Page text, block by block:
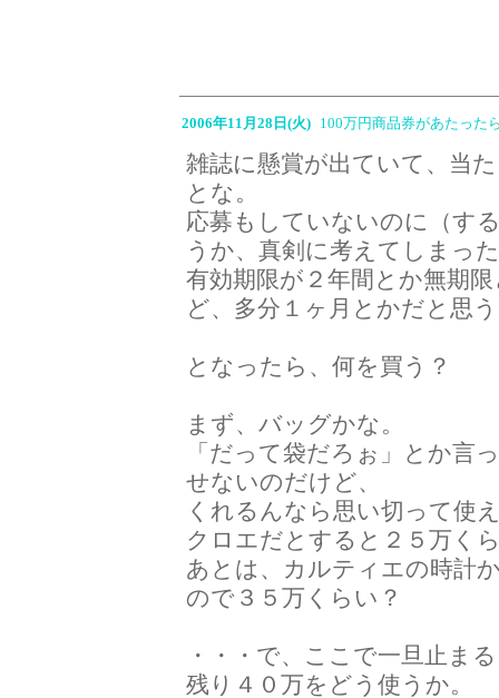
2006年11月28日(火) 100万円商品券があたった
雑誌に懸賞が出ていて、当
とな。
応募もしていないのに（す
うか、真剣に考えてしまっ
有効期限が２年間とか無期
ど、多分１ヶ月とかだと思
となったら、何を買う？
まず、バッグかな。
「だって袋だろぉ」とか言
せないのだけど、
くれるんなら思い切って使
クロエだとすると２５万く
あとは、カルティエの時計
ので３５万くらい？
・・・で、ここで一旦止ま
残り４０万をどう使うか。